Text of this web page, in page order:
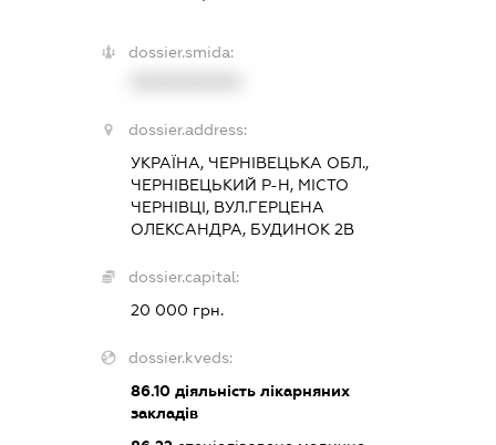
dossier.smida:
dossier.address:
УКРАЇНА, ЧЕРНІВЕЦЬКА ОБЛ.,
ЧЕРНІВЕЦЬКИЙ Р-Н, МІСТО
ЧЕРНІВЦІ, ВУЛ.ГЕРЦЕНА
ОЛЕКСАНДРА, БУДИНОК 2В
dossier.capital:
20 000 грн.
dossier.kveds:
86.10 діяльність лікарняних
закладів